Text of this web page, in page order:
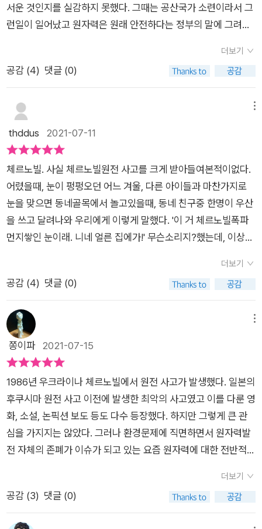
다. 그 사진들을 바라보며 가슴이 먹먹했다. 1990년대 벨라루스,
러시아, 우크라이나에서 14세 미만 인구중에서 3000건의 감상
없는 어린이들이 가장 큰 피해를 당하고 있다. 그 다음으로 돈과
권력이 없는 주민이 희생되고 있다. 체르노빌이라는 재앙을 겪
으며 많은 사람들이 깨어나기 시작했다. 드라치는 '체르노빌이 우
크라이나의 모든 민주화운동에 원동력이 되었다. 폴란드의 자유
말했듯이, 체르노빌의 재앙을 딛고 우크라이나인들이 깨어났다.
더 나아가서 동유럽에 민주화운동이 들불처럼 번져 나갔다. 핵사
고를 당한 우크라이나는 환경 민족주의로 독립과 반원전 운동을
했다. 우리의 세계사 교과서에서는 이를 가르치지 않는다. 원전
마피아들의 입장에서는 가르치기 싫을 것이다. 그러나, 우리가 과
거의 실수에서 교훈을 얻어 현실의 지혜를 얻고자한다면 체르노
빌 핵사고가 소련의 붕괴와 동유럽의 민주화운동에 기여한 영향
을 반드시 가르쳐야한다. 모든 사람들이 재앙을 딛고 깨어나는
것은 아니다, 우크라이나 사람들이 재앙을 딛고 깨어났다면 일본
필두로한 극우 정권이 탄탄하게 권력을 장악하며 핵사고의 위험
을 감추려했다. 도쿄 올림픽에 후쿠시마 식품을 사용하는 만행을
저지를 수 있었던 것도 과거의 재앙으로부터 교훈을 얻지 못하는
일본 국민이 있었기 때문에 가능했다. 체르노빌 핵사고 이전에
오제르크 폭발 사고가 있었다. 핵폐기물이 폭발하면서 2000만
퀴리의 방사능이 누출되었다. 이때 미국은 이를 이용해서 소련을
공격하려하지 않았다. 거대한 핵마피아의 본능이 작동하여 원자
력이 청정에너지라는 믿음을 고수하고 싶었을 것이다. 오제르크
폭발사고의 교훈을 얻지 못한 소련은 체르노빌 핵사고의 고통을
핵사고의 고통을 겪는다. 이제 우리가 체르노빌과 후쿠시마 핵사
고로부터 교훈을 얻어야한다. 단세포 동물처럼 자신의 이익을 위
해서 악을 행하는 결정을 한다면 우리는 우리 후손에게 씻을 수
을 가동시키려 했다는 것이다. 과연 그것은 누구를 위한 것일까.
체르노빌 원천사고 후 35년, 후쿠시마는 이제 10년. 사람이 살지
못하는 곳이 되었지만 생존을 위해 재건을 하고 있기는 하다. 하
지만 방사능의 위험에서 안전하다고는 할 수 없다. 세슘이 뭔지,
만 방사능의 위험에 대해서는 알 수 있을 것 같다. 지금 이 시점에
서 일본의 정신나간 정치가는 후쿠시마 오염수를 생활수로 사용
해도 된다고 떠들어댔는데, 그렇게 자신있다면 정말 직접 식수로
넘치게 마시는 모습을 보여주라, 말하고 싶다. 이 책의 말미에 아
시아, 아프리카, 아메리카에 건설되거나 계획중인 원자력 발전소
가 적혀있는데 체르노빌과 후쿠시마의 원전사고에서 우리는 배
운것이 아무것도 없는 것일까... 암울해진다. 하지만 인류는 분명
과거에서 배워 미래의 희망을 갖게 될 것이다. 원자력 발전소가
나와는 거리가 먼 이야기가 아니라 에너지 절약을 하는 작은 실천
를 여행하는 동안, [체르노빌 히스토리]를 기획했다. 기존에도 우
크라이나어로 역사물을 펴내왔던 그는 역사학자로서의 분석적
시각을 더해 [체르노빌 히스토리]를 썼다. 덕분에 그 자신이 '최초
의 포괄적 역사서'라 자부한 그대로, 이 책은 하나의 '이벤트'로서
의 체르노빌 원전 사고에만 집중한 것이 아니라 당시 소련의 과학
기술에 대한 자부심, (극)비밀주의, 관료주의, 페레스트로이카 개
현, 소련 붕괴(해체) 이면의 분위기 등을 드러내준다. 물론, '살아
수십만 명의 영웅적인 헌신에 대한 존경심과 연민도 담고 있
고. “Pripyat, Chernobyl”/CC0한국어판 부제인 '재난에 대처
하는 국가의 대응 방식'과 연결해서도 [체르노빌 히스토리]는 시
사점이 많다. 재난 앞에서 투명하고 신속하게 정보를 공개하고 공
유하지 않았기 때문에 그 피해는 무고한 시민들이 입은 사례는 많
다. 소련은 철저한 비밀주의로 사건을 은폐 축소하고 싶어했다.
원전 폭발 직후, 선탠 잘 된다고 지붕 위에서 선택하다가 병원에
그대로 진행되는 동네 결혼식들 그리고 대규모 공산당 전당대
회....하지만, 그 와중에도 시민(특히 아이들)의 안녕을 염려하여
'미국 영화 많이 본 사람의 과잉대응'이라 역공당하더라도 시민소
개를 진행했던 이들, 솔선수범 위험한 원전으로 들어가 수습을 위
해 생명을 내어준 이들도 있다. 무엇보다, 체르노빌 대재앙 때, 소
련이 나름 신속하게 대응할 수 있었던 것이 역설적이게도 1957
년 우랄지역에서 발생했던 핵발전소 사고를 수습하며 얻었던 노
하우 덕분이었다는 것을 [체르노빌 히스토리]을 읽으며 알았다.
본문을 옮겨본다. '오제르스크 사고 이후 소련 당국은 30년 후 체
사고 뒤처리를 위한 군 징집, 오염된 장비를 땅에 묻고 방사능 오
염 지역을 콘크리트로 덮는 오염 제거 기술, 주민 소개, 제한 구역
설정, 급성 방사능 피폭 증상을 보이는 환자들의 취급 등 이 모든
후 수만 년 동안 방사능 누출의 문제를 안고 있다는 사실은 의도
적으로 누락하고 가린다. 저자가 체르노빌 사고 이후 유럽의 핵발
전소들이 불안해한 것을 지적한 것도 이 누락되고 가려진 정보 때
문이다.1986년 4월 26일 체르노빌 원전 정기점검을 위해 원자
가하고 제어가 제대로 되지 않으면서 원자로가 폭발한다. 원자로
를 덮고 있던 200톤의 콘크리트 덮개가 날아간다. 방사능이 열린
하늘로 분출한다. 사상 처음 겪는 사건에 원전 직원들은 제대로
대처하지 못한다. 사고가 일어난 후 방사능 누출 정도를 정확하게
측정하는데도 실패한다. 화재가 발생했다고 소방대원들이 달려
와 불을 끄려고 한다. 이들은 고농도의 방사능에 노출되었다. 방
사능 피폭이 많이 된 이들은 나중에 사망한다. 핵분열 반응은 사
그라들지 않는다. 이 사실은 소련은 국제사회에 숨긴다. 방사능은
바람을 타고 스웨덴까지 날아갔고, 그곳 직원들이 이상 상황을 알
사용한다. 물이 아닌 흑연으로 제어하는 시스템이다. 원전 설립
비용이 적게 되는 장점이 있지만 안정성 문제는 아직 검증되지 않
았다. 소련은 자신들의 기술을 서방에 알리기 위해 더 빠르고 싸
게 원전을 건설한다. 빠른 속도와 싼 비용은 원전의 안전을 갉아
먹는 요인이다. 한 겹 더 씌워야 할 콘크리트 벽을 세우지 않는다.
건설과정에도 수많은 문제가 있었음을 알려주는 자료가 넘쳐난
있었다. 사고 이후 이 문제를 처리할 때 각자의 계산에 의해 표면
적 원인이 다르게 부각된다. 소련 입장에서는 설계 문제보다는 운
영의 실수를 더 부각한다. 역사의 기록은 이 차이를 놓치지 않는
다.사고 이후 핵분열 반응이 지속적으로 상승한다. 방사능의 유출
도 심해진다. 원자로가 폭발할 수 있는 상황이었다. 잘못하면 방
사능이 지하수로 흘러갈 수 있다. 이것을 막고, 원자로의 폭발도
멈춰야 한다. 그 방법 중 하나가 모래를 원자로 속에 붓는 것이다.
능에 노출된다. 만약 해당 원자로뿐만 아니라 옆의 원자로까지 폭
서운 것인지를 실감하지 못했다. 그때는 공산국가 소련이라서 그
런일이 일어났고 원자력은 원래 안전하다는 정부의 말에 그려려
력 발전소가 늘 안전하지는 않다는 것과 이곳에서 사고가 나면 얼
마나 큰 일이 일어나는지 이웃 일본에서 일어난 후쿠시마 원자력
로 인해서 발전소에 문제가 생긴 것이었지만 이미 설계단계에서
수 있게 했다고 했지만 그것이 무너진 것이다. 문제는 원자력 발
기고 그 일대는 사람 한 명 살지 못하는 땅이 되었다. 그것이 일어
난 후쿠시마는 방사능 오염 지역이라는 것에서 벗어나지 못했고
여기에서 만들어진 모든 식음료는 먹지 못하는 것으로 기피 대상
이 되었다. 그 상황이 아직도 지속되고 있는데 사실 언제 자연상
태로 돌아갈지 모른다는 것이 문제다. 바로 이웃인 우리에게 크나
큰 위협이 아닐 수 없다.오랫동안 선진국인 일본도 그 사고 이후
대처도 제대로 못하고 사실을 정확히 알리지 않았는데 과거 공산
일어났는지 상황은 어떠했는지 정확히 알려진 것이 없다. 하지만
그 사건은 소련만이 아니라 전유럽 아니 전지구적으로 영향을 끼
쳤고 아직도 방사능이 유출되고 있다니 보통 문제가 아닌 것이다.
책은 스웨덴 스톡홀름의 원자력 발전소에서 일하는 한 사람의 이
야기로 시작된다. 평소와 다름없다고 여겼던 날인데 방사능 수치
가 보통이 아니었던 것이다. 다른 사람들도 방사능 수치가 엄청나
게 나왔고 이들은 발전소에 사고가 나거나 원자 폭탄이 폭발했다
고 여겼다. 그러나 그런일은 벌어지지 않았고 그런 현상은 스웨덴
뿐만 아니라 노르웨이 핀란드 등 다른 북유럽 국가들에서도 일어
고 있었지만 소련은 자기들에게 아무일도 일어나지 않았다고 하
면서 끝내 입을 닫고 만다. 당시는 냉전이 한창이던 시기여서 자
신들의 치부가 드러나는 것을 막기 위해서 그랬다고는 하지만 그
더보기
공감 (4) 댓글 (0)
thddus 2021-07-11
체르노빌. 사실 체르노빌원전 사고를 크게 받아들여본적이없다.
어렸을때, 눈이 펑펑오던 어느 겨울, 다른 아이들과 마찬가지로
눈을 맞으면 동네골목에서 놀고있을때, 동네 친구중 한명이 우산
을 쓰고 달려나와 우리에게 이렇게 말했다. '이 거 체르노빌폭파
먼지쌓인 눈이래. 니네 얼른 집에가!' 무슨소리지?했는데, 이상하
게 남아있었다. 그러다 최근 후쿠시마 원전문제, 미드 체르노빌을
통해 원전이 주는 위험성을 조금 알았달까. 사실 원전 그 자체보
닮아있다는 사실. 그 자체가 원전의 위험성보다 더 두렵게 다가왔
다.이 책은 2차세계대전이후 냉전관계속에서의 당시 러시아의
상황, 체르노빌원전을 짓게 된 경위, 그 속에서 어떤 문제들이 있
책이고, 당시 소련을 둘러싸고있는 공산주의 국가간의 이해관계,
공산주의VS자본주의 대립으로인해 소련이 행했던 여러 프로파
간다 등등을 그 배경에 대해 설명한 부분을 읽고있다보면 인간 참
한심한 존재구나..싶은 생각이 들었다. 지금도 아마 국가간 경쟁
관계속에서 나타나는 현상은 비슷하지 않나. 하는 생각이 들기도
했다.체르노빌 원전은 그냥 그 자체가 문제였다. 수많은 문제들을
안고 가동을 시작했고, 이런말을 해도 될진 모르겠으나 언제간 나
가 있기 몇년전에 레닌그라드원전에서 유사한 사고가 있어 문제
더보기
공감 (4) 댓글 (0)
쫑이파2021-07-15
1986년 우크라이나 체르노빌에서 원전 사고가 발생했다. 일본의
후쿠시마 원전 사고 이전에 발생한 최악의 사고였고 이를 다룬 영
화, 소설, 논픽션 보도 등도 다수 등장했다. 하지만 그렇게 큰 관
심을 가지지는 않았다. 그러나 환경문제에 직면하면서 원자력발
전 자체의 존폐가 이슈가 되고 있는 요즘 원자력에 대한 전반적인
다. 체르노빌 원전 사고 참사의 생존자이자 역사학자 세르히 플로
히가 쓴 <체르노빌 히스토리>가 그것이다.​이 책은 2018년 배일
더보기
공감 (3) 댓글 (0)